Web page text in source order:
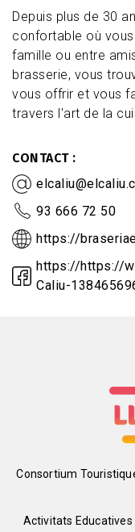
Depuis plus de 30
confortable où
famille ou entre
brasserie, vous
vous offrir et vous
travers l'art de la
CONTACT
93 666 72 50
https://
https://https://
Caliu-
Menú
del
Consortium
Activitats Educatives